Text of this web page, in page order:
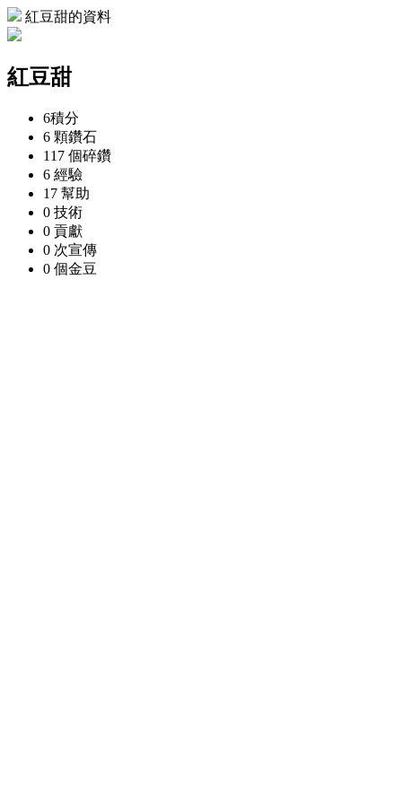
紅豆甜的資料
紅豆甜
6積分
6 顆鑽石
117 個碎鑽
6 經驗
17 幫助
0 技術
0 貢獻
0 次宣傳
0 個金豆